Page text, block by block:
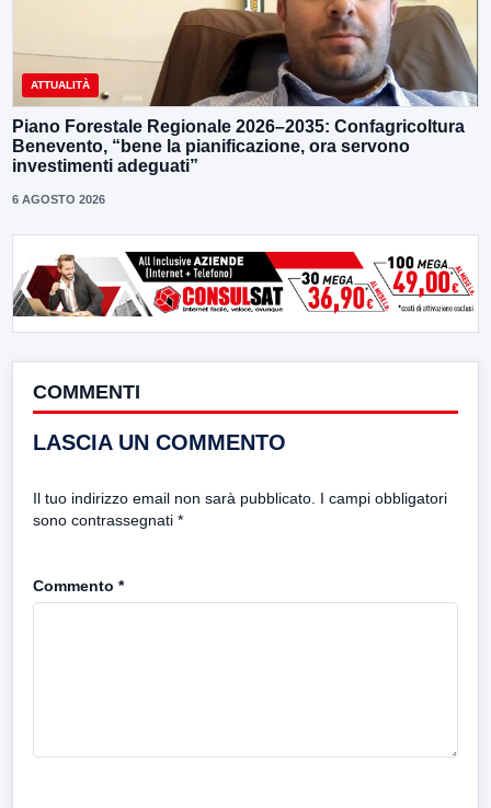
ATTUALITÀ
Piano Forestale Regionale 2026–2035: Confagricoltura
Benevento, “bene la pianificazione, ora servono
investimenti adeguati”
6 AGOSTO 2026
COMMENTI
LASCIA UN COMMENTO
Il tuo indirizzo email non sarà pubblicato. I campi obbligatori
sono contrassegnati *
Commento *